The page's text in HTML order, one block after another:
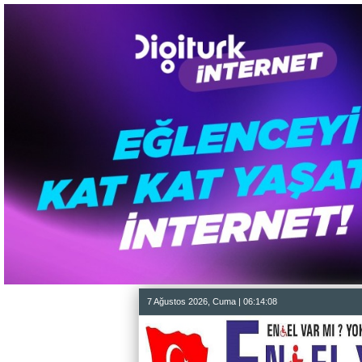
7 Ağustos 2026, Cuma | 06:14:09